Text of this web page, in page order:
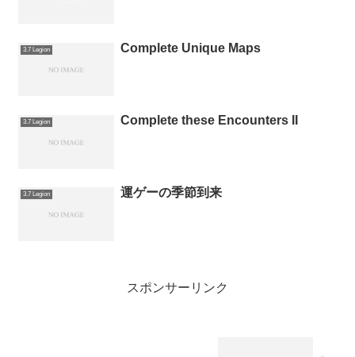
3.7 Legion Complete Unique Maps
3.7 Legion Complete these Encounters II
3.7 Legion 運ゲーの季節到来
スポンサーリンク